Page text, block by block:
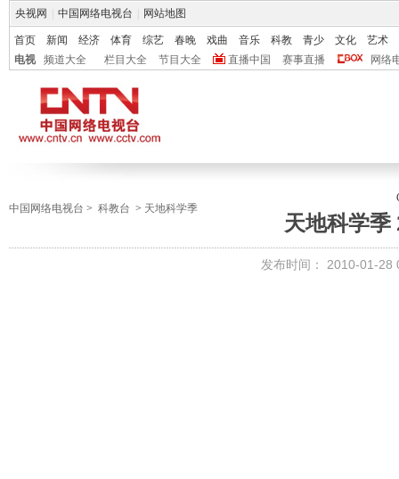
央视网 中国网络电视台 网站地图
首页 新闻 经济 体育 综艺 春晚 戏曲 音乐 科教 青少 文化
艺术
电视
频道大全 栏目大全 节目大全 直播中国 赛事直播 网络
中国网络电视台 > 科教台 > 天地科学季
天地科学季
发布时间： 2010-01-28